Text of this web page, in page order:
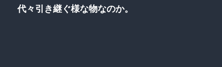
代々引き継ぐ様な物なのか。